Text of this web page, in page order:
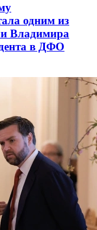
одним из
Владимира
в ДФО